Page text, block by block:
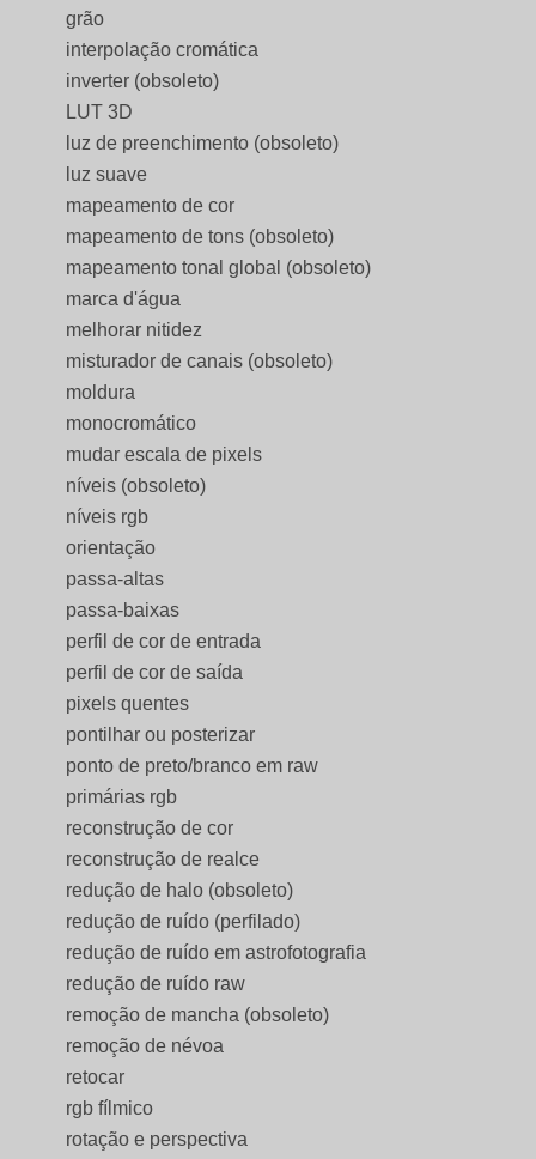
grão
interpolação cromática
inverter (obsoleto)
LUT 3D
luz de preenchimento (obsoleto)
luz suave
mapeamento de cor
mapeamento de tons (obsoleto)
mapeamento tonal global (obsoleto)
marca d'água
melhorar nitidez
misturador de canais (obsoleto)
moldura
monocromático
mudar escala de pixels
níveis (obsoleto)
níveis rgb
orientação
passa-altas
passa-baixas
perfil de cor de entrada
perfil de cor de saída
pixels quentes
pontilhar ou posterizar
ponto de preto/branco em raw
primárias rgb
reconstrução de cor
reconstrução de realce
redução de halo (obsoleto)
redução de ruído (perfilado)
redução de ruído em astrofotografia
redução de ruído raw
remoção de mancha (obsoleto)
remoção de névoa
retocar
rgb fílmico
rotação e perspectiva